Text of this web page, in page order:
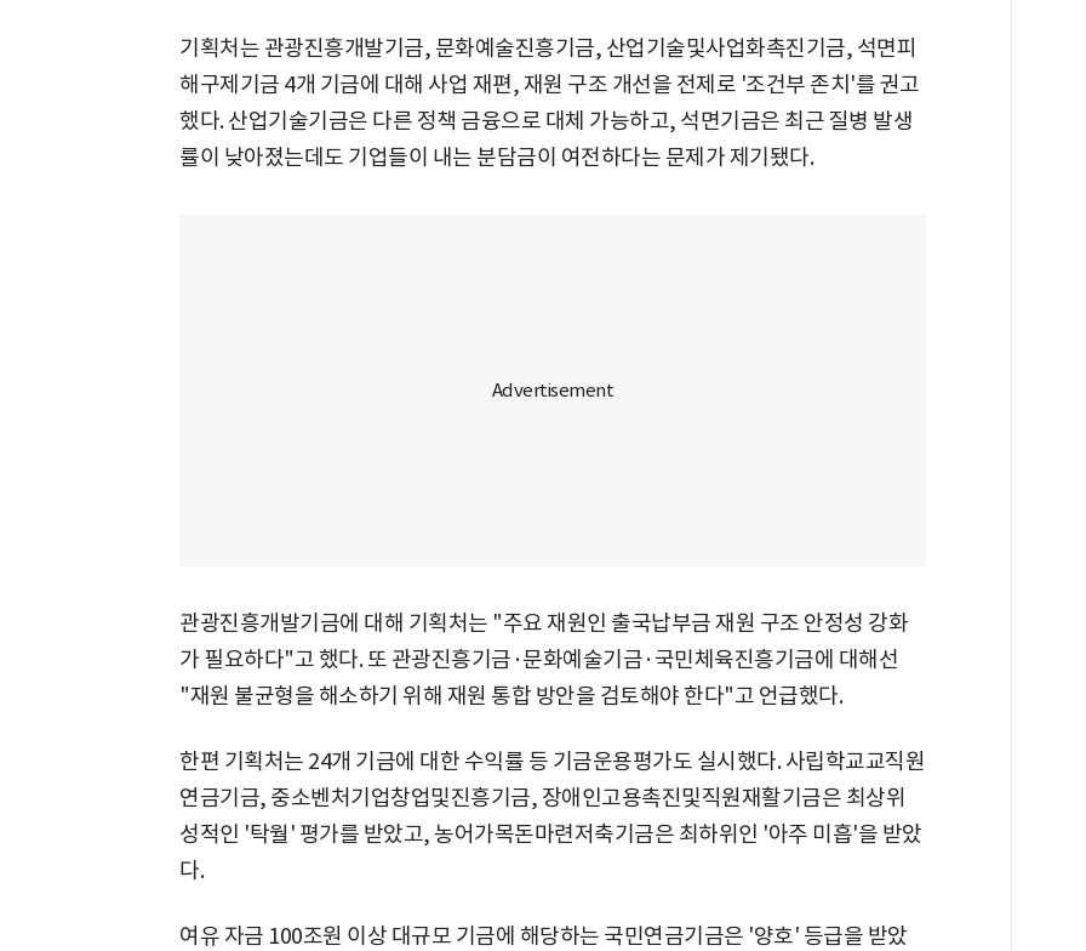
기획처는 관광진흥개발기금, 문화예술진흥기금, 산업기술및사업화촉진기금, 석면피
해구제기금 4개 기금에 대해 사업 재편, 재원 구조 개선을 전제로 '조건부 존치'를 권고
했다. 산업기술기금은 다른 정책 금융으로 대체 가능하고, 석면기금은 최근 질병 발생
률이 낮아졌는데도 기업들이 내는 분담금이 여전하다는 문제가 제기됐다.
관광진흥개발기금에 대해 기획처는 "주요 재원인 출국납부금 재원 구조 안정성 강화
가 필요하다"고 했다. 또 관광진흥기금·문화예술기금·국민체육진흥기금에 대해선
"재원 불균형을 해소하기 위해 재원 통합 방안을 검토해야 한다"고 언급했다.
한편 기획처는 24개 기금에 대한 수익률 등 기금운용평가도 실시했다. 사립학교교직원
연금기금, 중소벤처기업창업및진흥기금, 장애인고용촉진및직원재활기금은 최상위
성적인 '탁월' 평가를 받았고, 농어가목돈마련저축기금은 최하위인 '아주 미흡'을 받았
다.
여유 자금 100조원 이상 대규모 기금에 해당하는 국민연금기금은 '양호' 등급을 받았